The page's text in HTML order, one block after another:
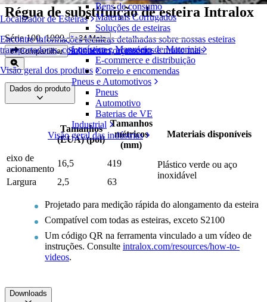
Localizador de Esteiras
Encontre informações técnicas detalhadas sobre nossas esteiras
transportadoras, componentes, acessórios e muito mais
Visão geral dos produtos
Bens de consumo
Materiais Corrugados
Soluções de esteiras
Logística e Manuseio de Materiais
E-commerce e distribuição
Correio e encomendas
Pneus e Automotivos
Pneus
Automotivo
Baterias de VE
Industrial
Visão geral das indústrias
Régua de substituição de esteira Intralox
Série 100, 1000, +34 Mais
Compartilhar Solicite um orçamento
Dados do produto
Tamanhos
(EUA) (pol)
Tamanhos
métricos
(mm)
Materiais disponíveis
eixo de
acionamento
16,5 419
Plástico verde ou aço
inoxidável
Largura 2,5 63
Projetado para medição rápida do alongamento da esteira
Compatível com todas as esteiras, exceto S2100
Um código QR na ferramenta vinculado a um vídeo de
instruções. Consulte intralox.com/resources/how-to-
videos.
Downloads